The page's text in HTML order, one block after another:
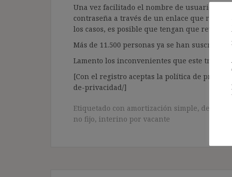
Una vez facilitado el nombre de usuario y el
contraseña a través de un enlace que
los casos, es posible que tengan que revisar la
Más de 11.500 personas ya se han suscrito.
Lamento los inconvenientes que este trámite
[Con el registro aceptas la política de
de-privacidad/]
Etiquetado con amortización simple, despido
no fijo, interino por vacante